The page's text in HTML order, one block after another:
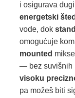
i osigurava
energetski
vode, dok
omogućuje
mounted
— bez suvišnih
visoku
pa možeš biti